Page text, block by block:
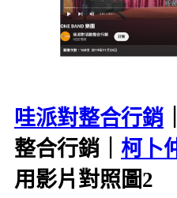
哇派對整合行銷
整合行銷｜ 柯卜
用影片對照圖2